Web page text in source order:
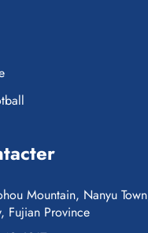
Mountain, Nanyu
Fujian Province